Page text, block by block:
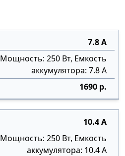
7.8 А
Мощность: 250 Вт, Емкость
аккумулятора: 7.8 А
1690 р.
10.4 А
Мощность: 250 Вт, Емкость
аккумулятора: 10.4 А